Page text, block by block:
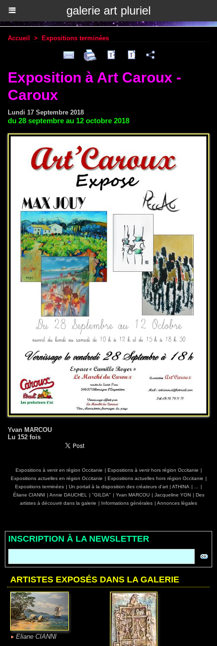
galerie art pluriel
Accueil > Expositions terminées
Exposition à Art Caroux -
Caroux
Lundi 17 Septembre 2018
du 28 septembre au 12 octobre 2018
Yvan MARCOU
Lu 152 fois
Expositions à venir en région Occitanie | Expositions à venir hors région Occitanie |
Expositions actuelles en région Occitanie | Expositions actuelles hors région Occitanie |
Expositions terminées | Un portail à la disposition des créateurs d'art | ATHINA | ... |
Éliane CIANNI | Annie DAUCHEL | "GILDA" | Yvan MARCOU | Jacqueline YON | Des
artistes à découvrir dans la galerie | Informations générales | Annonces légales
INSCRIPTION À LA NEWSLETTER
ARTISTES EXPOSÉS DANS LA GALERIE
Eliane CIANNI